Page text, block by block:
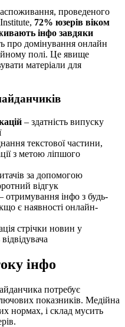
проведеного
72% юзерів віком
інфо завдяки
про домінування онлайн
полі. Це явище
матеріали для
– здатність випуску
текстової частини,
з метою ліпшого
за допомогою
відгук
отримування інфо з будь-
є наявності онлайн-
стрічки новин у
інфо
потребує
показників. Медійна
нормах, і склад мусить